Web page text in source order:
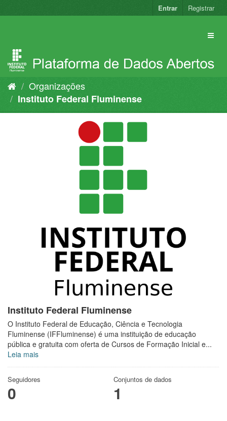
para
Entrar Registrar
Organizações
Instituto Federal Fluminense
Instituto Federal Fluminense
O Instituto Federal de Educação, Ciência e Tecnologia
Fluminense (IFFluminense) é uma instituição de educação
pública e gratuita com oferta de Cursos de Formação Inicial e...
Leia mais
Seguidores
0
Conjuntos de dados
1